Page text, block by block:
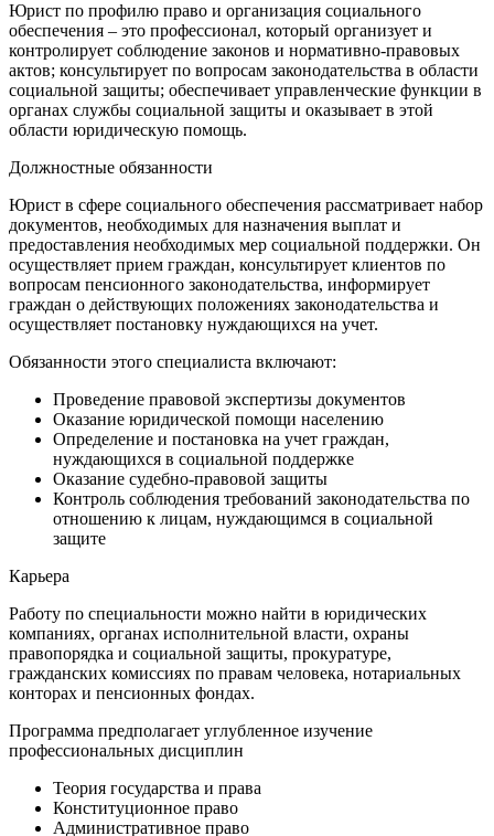
Юрист по профилю право и организация социального
обеспечения – это профессионал, который организует и
контролирует соблюдение законов и нормативно-правовых
актов; консультирует по вопросам законодательства в области
социальной защиты; обеспечивает управленческие функции в
органах службы социальной защиты и оказывает в этой
области юридическую помощь.
Должностные обязанности
Юрист в сфере социального обеспечения рассматривает набор
документов, необходимых для назначения выплат и
предоставления необходимых мер социальной поддержки. Он
осуществляет прием граждан, консультирует клиентов по
вопросам пенсионного законодательства, информирует
граждан о действующих положениях законодательства и
осуществляет постановку нуждающихся на учет.
Обязанности этого специалиста включают:
Проведение правовой экспертизы документов
Оказание юридической помощи населению
Определение и постановка на учет граждан,
нуждающихся в социальной поддержке
Оказание судебно-правовой защиты
Контроль соблюдения требований законодательства по
отношению к лицам, нуждающимся в социальной
защите
Карьера
Работу по специальности можно найти в юридических
компаниях, органах исполнительной власти, охраны
правопорядка и социальной защиты, прокуратуре,
гражданских комиссиях по правам человека, нотариальных
конторах и пенсионных фондах.
Программа предполагает углубленное изучение
профессиональных дисциплин
Теория государства и права
Конституционное право
Административное право